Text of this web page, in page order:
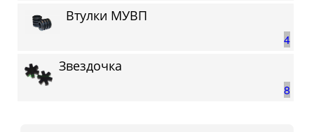
4
Втулки МУВП
8
Звездочка